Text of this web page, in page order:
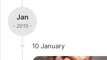
Jan
- 2015 -
10 January